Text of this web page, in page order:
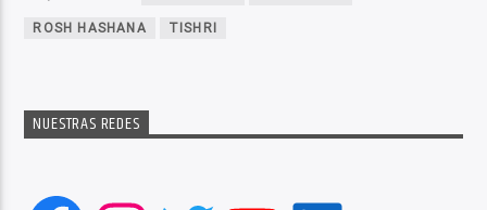
ROSH HASHANA TISHRI
NUESTRAS REDES